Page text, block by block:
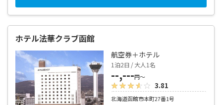
ホテル法華クラブ函館
航空券＋ホテル
1泊2日 / 大人1名
--,---円～
3.81
北海道函館市本町27番1号